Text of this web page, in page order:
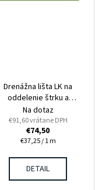
Drenážna lišta LK na
oddelenie štrku a
substrátu pevná 200 x 30
cm
Na dotaz
€91,60 vrátane DPH
€74,50
Jednotková
€37,25 / 1 m
DETAIL